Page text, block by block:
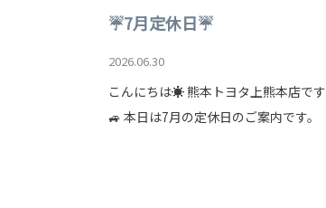
☔7月定休日☔
2026.06.30
こんにちは☀ 熊本トヨタ上熊本店です
🚙 本日は7月の定休日のご案内です。